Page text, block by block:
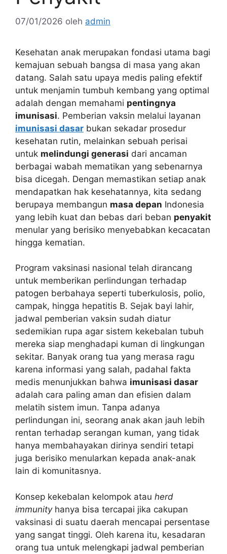
07/01/2026 oleh admin
Kesehatan anak merupakan fondasi utama bagi
kemajuan sebuah bangsa di masa yang akan
datang. Salah satu upaya medis paling efektif
untuk menjamin tumbuh kembang yang optimal
adalah dengan memahami pentingnya
imunisasi. Pemberian vaksin melalui layanan
imunisasi dasar bukan sekadar prosedur
kesehatan rutin, melainkan sebuah perisai
untuk melindungi generasi dari ancaman
berbagai wabah mematikan yang sebenarnya
bisa dicegah. Dengan memastikan setiap anak
mendapatkan hak kesehatannya, kita sedang
berupaya membangun masa depan Indonesia
yang lebih kuat dan bebas dari beban penyakit
menular yang berisiko menyebabkan kecacatan
hingga kematian.
Program vaksinasi nasional telah dirancang
untuk memberikan perlindungan terhadap
patogen berbahaya seperti tuberkulosis, polio,
campak, hingga hepatitis B. Sejak bayi lahir,
jadwal pemberian vaksin sudah diatur
sedemikian rupa agar sistem kekebalan tubuh
mereka siap menghadapi kuman di lingkungan
sekitar. Banyak orang tua yang merasa ragu
karena informasi yang salah, padahal fakta
medis menunjukkan bahwa imunisasi dasar
adalah cara paling aman dan efisien dalam
melatih sistem imun. Tanpa adanya
perlindungan ini, seorang anak akan jauh lebih
rentan terhadap serangan kuman, yang tidak
hanya membahayakan dirinya sendiri tetapi
juga berisiko menularkan kepada anak-anak
lain di komunitasnya.
Konsep kekebalan kelompok atau herd
immunityhanya bisa tercapai jika cakupan
vaksinasi di suatu daerah mencapai persentase
yang sangat tinggi. Oleh karena itu, kesadaran
orang tua untuk melengkapi jadwal pemberian